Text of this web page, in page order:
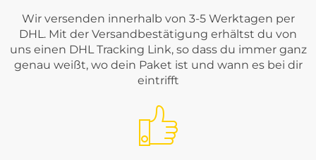
Wir versenden innerhalb von 3-5 Werktagen per
DHL. Mit der Versandbestätigung erhältst du von
uns einen DHL Tracking Link, so dass du immer ganz
genau weißt, wo dein Paket ist und wann es bei dir
eintrifft